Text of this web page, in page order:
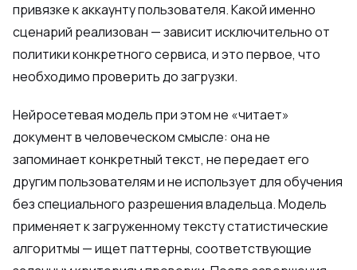
привязке к аккаунту пользователя. Какой именно
сценарий реализован — зависит исключительно от
политики конкретного сервиса, и это первое, что
необходимо проверить до загрузки.
Нейросетевая модель при этом не «читает»
документ в человеческом смысле: она не
запоминает конкретный текст, не передает его
другим пользователям и не использует для обучения
без специального разрешения владельца. Модель
применяет к загруженному тексту статистические
алгоритмы — ищет паттерны, соответствующие